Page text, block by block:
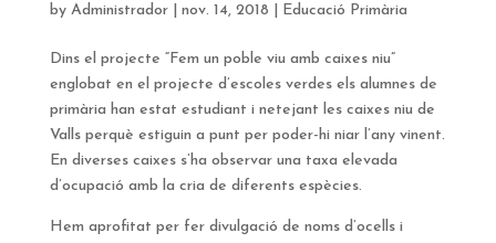
by Administrador| nov. 14, 2018 Educació Primària
Dins el projecte “Fem un poble viu amb caixes niu”
englobat en el projecte d’escoles verdes els alumnes de
primària han estat estudiant i netejant les caixes niu de
Valls perquè estiguin a punt per poder-hi niar l’any vinent.
En diverses caixes s’ha observar una taxa elevada
d’ocupació amb la cria de diferents espècies.
Hem aprofitat per fer divulgació de noms d’ocells i